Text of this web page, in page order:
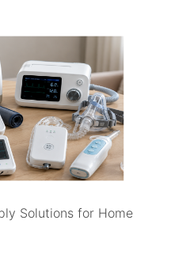
Solutions for Home